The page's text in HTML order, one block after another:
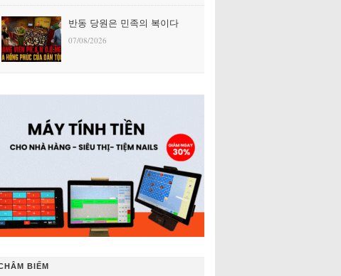
반동 당원은 민족의 복이다
07/08/2026
BIẾM